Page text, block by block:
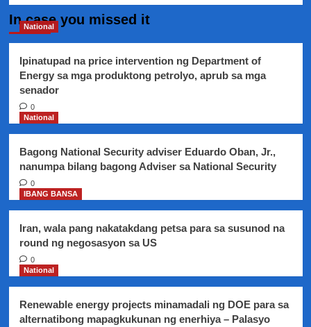
Pilipinas,
na
magkaroon
2021
In case you missed it
National
Ipinatupad na price intervention ng Department of
Energy sa mga produktong petrolyo, aprub sa mga
senador
0
National
Bagong National Security adviser Eduardo Oban, Jr.,
nanumpa bilang bagong Adviser sa National Security
0
IBANG BANSA
Iran, wala pang nakatakdang petsa para sa susunod na
round ng negosasyon sa US
0
National
Renewable energy projects minamadali ng DOE para sa
alternatibong mapagkukunan ng enerhiya – Palasyo